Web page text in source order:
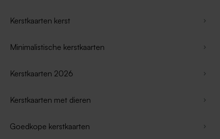
Kerstkaarten kerst
Minimalistische kerstkaarten
Kerstkaarten 2026
Kerstkaarten met dieren
Goedkope kerstkaarten